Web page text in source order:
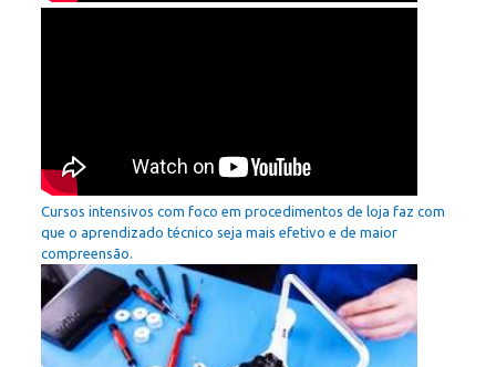
Cursos intensivos com foco em procedimentos de loja faz com
que o aprendizado técnico seja mais efetivo e de maior
compreensão.